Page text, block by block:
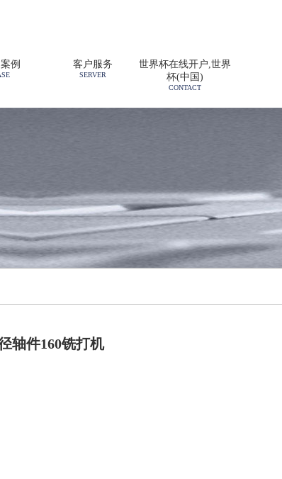
例 客户服务
SERVER
世界杯在线开户,世界
杯(中国)
CONTACT
轴件160铣打机